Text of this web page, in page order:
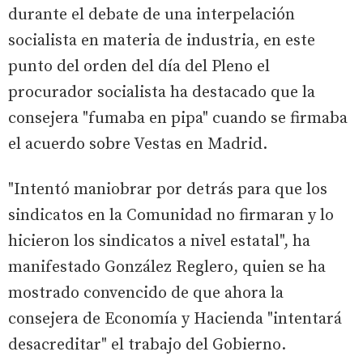
durante el debate de una interpelación
socialista en materia de industria, en este
punto del orden del día del Pleno el
procurador socialista ha destacado que la
consejera "fumaba en pipa" cuando se firmaba
el acuerdo sobre Vestas en Madrid.
"Intentó maniobrar por detrás para que los
sindicatos en la Comunidad no firmaran y lo
hicieron los sindicatos a nivel estatal", ha
manifestado González Reglero, quien se ha
mostrado convencido de que ahora la
consejera de Economía y Hacienda "intentará
desacreditar" el trabajo del Gobierno.